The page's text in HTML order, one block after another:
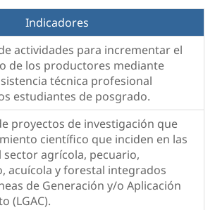
Indicadores
actividades para incrementar el
de los productores mediante
técnica profesional
estudiantes de posgrado.
proyectos de investigación que
científico que inciden en las
sector agrícola, pecuario,
acuícola y forestal integrados
de Generación y/o Aplicación
(LGAC).